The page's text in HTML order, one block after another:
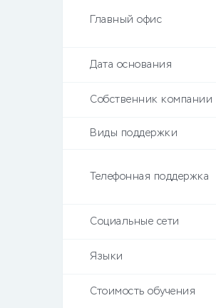
Главный офис
Дата основания
Собственник компании
Виды поддержки
Телефонная поддержка
Социальные сети
Языки
Стоимость обучения